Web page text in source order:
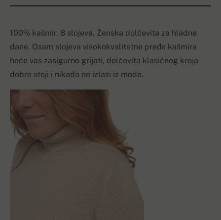
100% kašmir, 8 slojeva. Ženska dolčevita za hladne
dane. Osam slojeva visokokvalitetne pređe kašmira
hoće vas zasigurno grijati, dolčevita klasičnog kroja
dobro stoji i nikada ne izlazi iz mode.